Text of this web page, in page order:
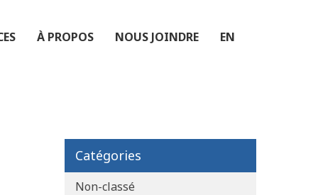
À PROPOS NOUS JOINDRE EN
Catégories
Non-classé